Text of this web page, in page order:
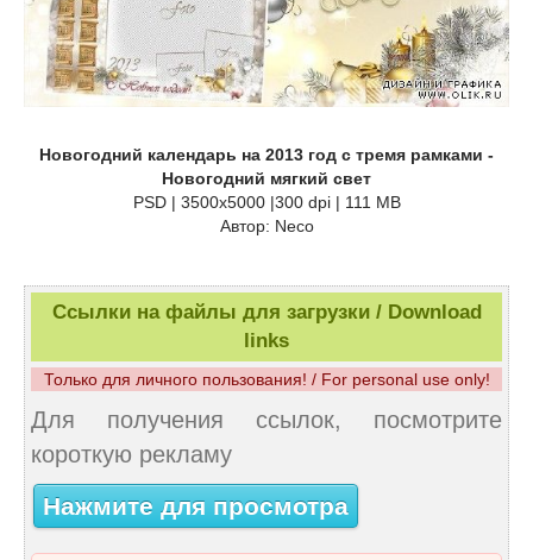
Новогодний календарь на 2013 год с тремя рамками -
Новогодний мягкий свет
PSD | 3500x5000 |300 dpi | 111 MB
Автор: Neco
Ссылки на файлы для загрузки / Download
links
Только для личного пользования! / For personal use only!
Для получения ссылок, посмотрите
короткую рекламу
Нажмите для просмотра